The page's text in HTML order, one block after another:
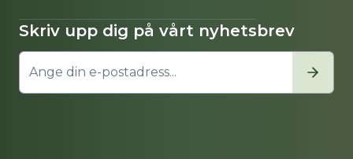
Skriv upp dig på vårt nyhetsbrev